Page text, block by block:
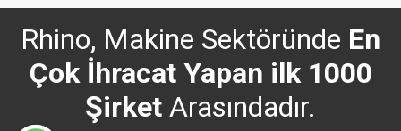
Rhino, Makine Sektöründe En
Çok İhracat Yapan ilk 1000
Şirket Arasındadır.